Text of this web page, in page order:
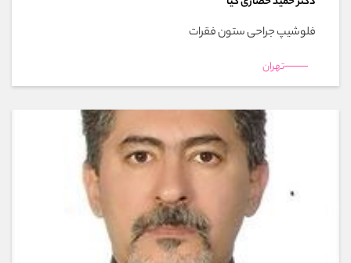
فلوشیپ جراحی ستون فقرات
تهران